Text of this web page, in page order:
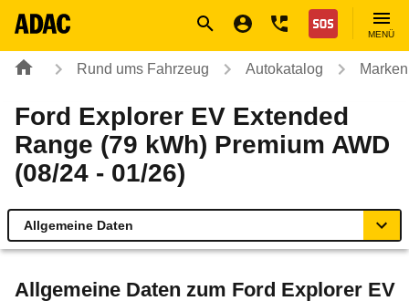
Nothilfe
MENÜ
Rund ums Fahrzeug Autokatalog
Ford Explorer EV Extended
Range (79 kWh) Premium AWD
(08/24 - 01/26)
Allgemeine Daten
Allgemeine Daten zum Ford Explorer EV